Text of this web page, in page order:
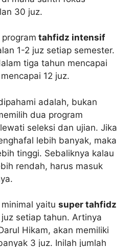
30 juz.
tahfidz intensif
1-2 juz setiap semester.
tiga tahun mencapai
12 juz.
adalah, bukan
dua program
seleksi dan ujian. Jika
lebih banyak, maka
tinggi. Sebaliknya kalau
rendah, harus masuk
yaitu super tahfidz
setiap tahun. Artinya
Hikam, akan memiliki
3 juz. Inilah jumlah